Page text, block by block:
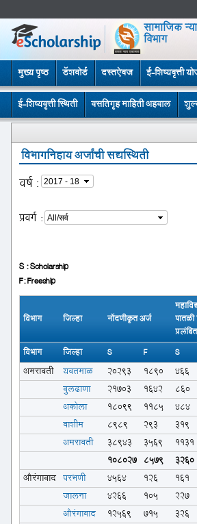
सामाजिक
विभाग
मुख्य पृष्ठ डॅशबोर्ड दस्तऐवज ई-शिष्यवृत्ती
ई-शिष्यवृत्ती स्थिती वसतिगृह माहिती अहवाल
विभागनिहाय अर्जांची सद्यस्थिती
वर्ष :
प्रवर्ग:
S : Scholarship
F: Freeship
विभाग जिल्हा नोंदणीकृत अर्ज
प्रलंबित
विभाग जिल्हा S F S
अमरावती यवतमाळ 20293 1890 466
बुलढाणा
21703 1642 860
अकोला
18099 1185 484
वाशीम
8989 293 319
अमरावती
38943 3569 1131
108027 8579 3260
औरंगाबाद परभणी 4564 126 161
जालना
4266 105 227
औरंगाबाद
12569 715 326